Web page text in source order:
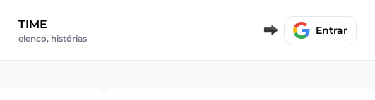
TIME
elenco, histórias
Entrar